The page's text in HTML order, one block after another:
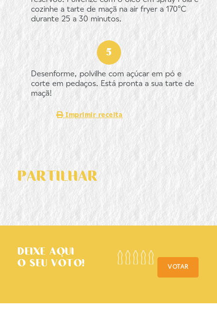
cozinhe a tarte de maçã na air fryer a 170ºC
durante 25 a 30 minutos.
Desenforme, polvilhe com açúcar em pó e
corte em pedaços. Está pronta a sua tarte de
maçã!
Imprimir receita
PARTILHAR
DEIXE AQUI
O SEU VOTO!
VOTAR